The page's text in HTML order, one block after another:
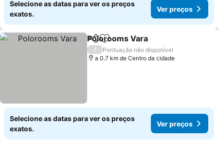
Selecione as datas para ver os preços
exatos.
Ver preços
PartilharAdicionar aos favoritos
Polorooms Vara
/
Pontuação não disponível
a 0.7 km de Centro da cidade
Selecione as datas para ver os preços
exatos.
Ver preços